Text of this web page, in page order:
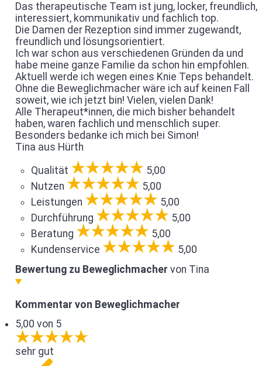
Das therapeutische Team ist jung, locker, freundlich,
interessiert, kommunikativ und fachlich top.
Die Damen der Rezeption sind immer zugewandt,
freundlich und lösungsorientiert.
Ich war schon aus verschiedenen Gründen da und
habe meine ganze Familie da schon hin empfohlen.
Aktuell werde ich wegen eines Knie Teps behandelt.
Ohne die Beweglichmacher wäre ich auf keinen Fall
soweit, wie ich jetzt bin! Vielen, vielen Dank!
Alle Therapeut*innen, die mich bisher behandelt
haben, waren fachlich und menschlich super.
Besonders bedanke ich mich bei Simon!
Tina aus Hürth
Qualität
5,00
Nutzen
5,00
Leistungen
5,00
Durchführung
5,00
Beratung
5,00
Kundenservice
5,00
Bewertung zu Beweglichmacher von Tina
Kommentar von Beweglichmacher
5,00 von 5
sehr gut